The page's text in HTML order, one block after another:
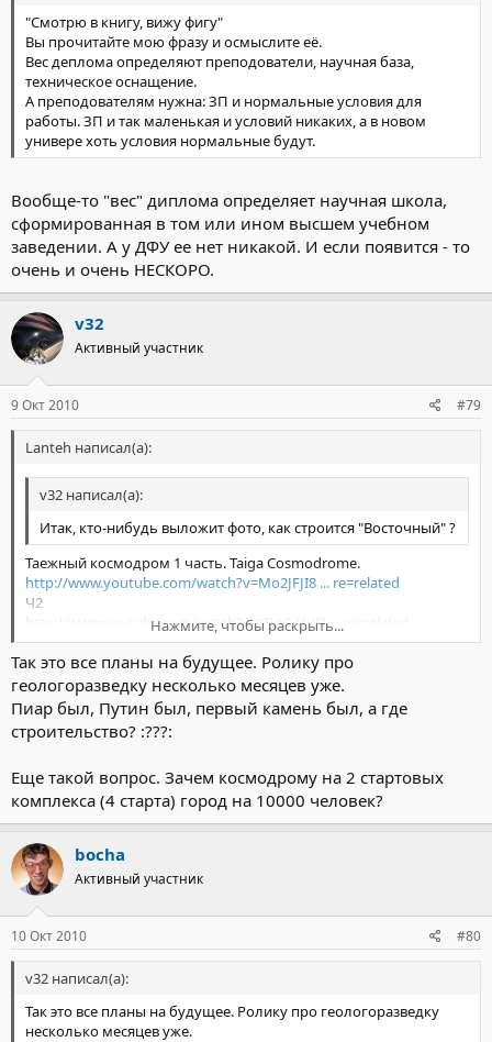
"Смотрю в книгу, вижу фигу"
Вы прочитайте мою фразу и осмыслите её.
Вес деплома определяют преподователи, научная база,
техническое оснащение.
А преподователям нужна: ЗП и нормальные условия для
работы. ЗП и так маленькая и условий никаких, а в новом
универе хоть условия нормальные будут.
Вообще-то "вес" диплома определяет научная школа,
сформированная в том или ином высшем учебном
заведении. А у ДФУ ее нет никакой. И если появится - то
очень и очень НЕСКОРО.
v32
Активный участник
9 Окт 2010 #79
Lanteh написал(а):
v32 написал(а):
Итак, кто-нибудь выложит фото, как строится "Восточный" ?
Нажмите, чтобы раскрыть...
Таежный космодром 1 часть. Taiga Cosmodrome.
http://www.youtube.com/watch?v=Mo2JFJI8 ... re=related
Ч2
http://www.youtube.com/watch?v=zPqC-HuO ... re=related
Рождение космодрома. Послушаем Путина, пока ведут только
геологоразведку.
http://www.youtube.com/watch?v=HYT5RW8i_JA
Нажмите, чтобы раскрыть...
Так это все планы на будущее. Ролику про
геологоразведку несколько месяцев уже.
Пиар был, Путин был, первый камень был, а где
строительство? :???:
Еще такой вопрос. Зачем космодрому на 2 стартовых
комплекса (4 старта) город на 10000 человек?
bocha
Активный участник
10 Окт 2010 #80
v32 написал(а):
Так это все планы на будущее. Ролику про геологоразведку
несколько месяцев уже.